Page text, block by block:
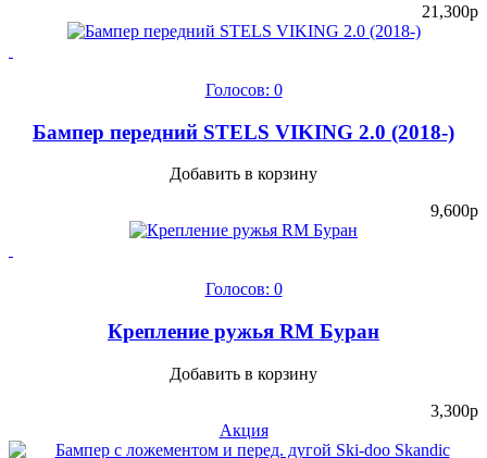
21,300p
Голосов: 0
Бампер передний STELS VIKING 2.0 (2018-)
Добавить в корзину
9,600p
Голосов: 0
Крепление ружья RM Буран
Добавить в корзину
3,300p
Акция